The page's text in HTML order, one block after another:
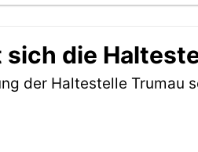
die
der Haltestelle Trumau